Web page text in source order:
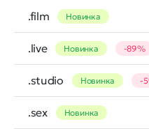
.film Новинка
.live Новинка -89%
.studio Новинка -
.sex Новинка